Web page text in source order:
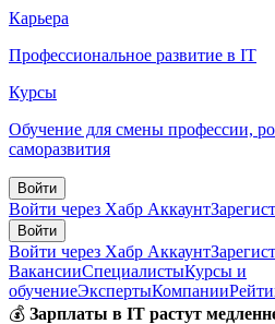
Карьера
Профессиональное развитие в IT
Курсы
Обучение для смены профессии,
саморазвития
Войти
Войти через Хабр Аккаунт
Войти
Войти через Хабр Аккаунт
ВакансииСпециалистыКурсы и
обучениеЭкспертыКомпании
💰 Зарплаты в IT растут